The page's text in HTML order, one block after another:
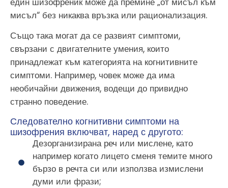
мисъл“ без никаква връзка или рационализация.
Също така могат да се развият симптоми,
свързани с двигателните умения, които
принадлежат към категорията на когнитивните
симптоми. Например, човек може да има
необичайни движения, водещи до привидно
странно поведение.
Следователно когнитивни симптоми на
шизофрения включват, наред с другото:
Дезорганизирана реч или мислене, като
например когато лицето сменя темите много
бързо в речта си или използва измислени
думи или фрази;